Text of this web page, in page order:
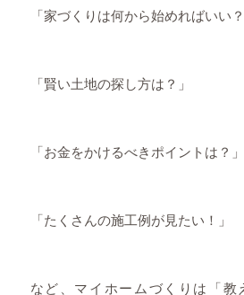
「家づくりは何から始めればいい？
「賢い土地の探し方は？」
「お金をかけるべきポイントは？」
「たくさんの施工例が見たい！」
など、マイホームづくりは「教